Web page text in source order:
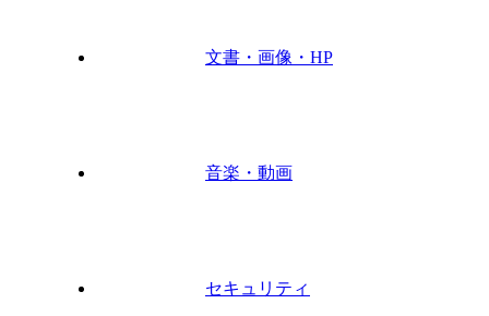
文書・画像・HP
音楽・動画
セキュリティ